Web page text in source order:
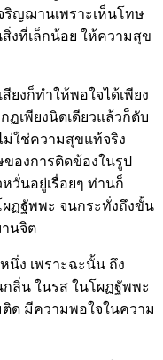
ริญฌานเพราะเห็นโทษ
งที่เล็กน้อย ให้ความสุข
ยงก็ทำให้พอใจได้เพียง
ฏเพียงนิดเดียวแล้วก็ดับ
ม่ใช่ความสุขแท้จริง
องการติดข้องในรูป
วั่นอยู่เรื่อยๆ ท่านก็
ผฏฐัพพะ จนกระทั่งถึงขั้น
นจิต
ง เพราะฉะนั้น ถึง
กลิ่น ในรส ในโผฏฐัพพะ
ด มีความพอใจในความ